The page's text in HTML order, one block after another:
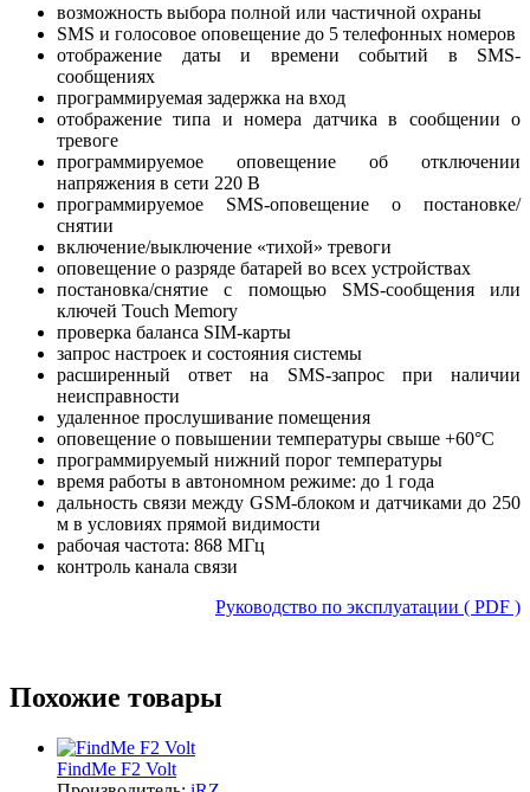
возможность выбора полной или частичной охраны
SMS и голосовое оповещение до 5 телефонных номеров
отображение даты и времени событий в SMS-
сообщениях
программируемая задержка на вход
отображение типа и номера датчика в сообщении о
тревоге
программируемое оповещение об отключении
напряжения в сети 220 В
программируемое SMS-оповещение о постановке/
снятии
включение/выключение «тихой» тревоги
оповещение о разряде батарей во всех устройствах
постановка/снятие с помощью SMS-сообщения или
ключей Touch Memory
проверка баланса SIM-карты
запрос настроек и состояния системы
расширенный ответ на SMS-запрос при наличии
неисправности
удаленное прослушивание помещения
оповещение о повышении температуры свыше +60°С
программируемый нижний порог температуры
время работы в автономном режиме: до 1 года
дальность связи между GSM-блоком и датчиками до 250
м в условиях прямой видимости
рабочая частота: 868 МГц
контроль канала связи
Руководство по эксплуатации ( PDF )
Похожие товары
FindMe F2 Volt